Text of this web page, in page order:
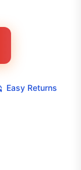
Easy Returns